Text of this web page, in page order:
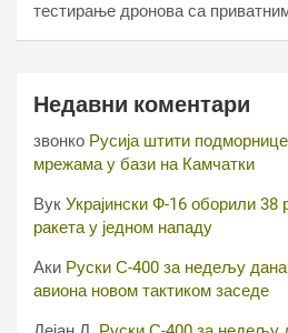
тестирање дронова са
Недавни коментари
звонко Русија штити
мрежама у бази на Камчатки
Вук Украјински Ф-16 оборили 38
ракета у једном нападу
Аки Руски С-400 за недељу дана
авиона новом тактиком заседе